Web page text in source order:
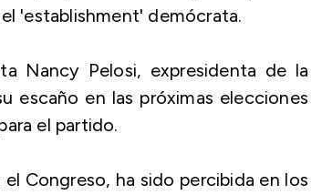
'establishment' demócrata.
Nancy Pelosi, expresidenta de la
escaño en las próximas elecciones
el partido.
Congreso, ha sido percibida en los